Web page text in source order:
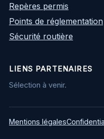
Repères permis
Points de réglementation
Sécurité routière
LIENS PARTENAIRES
Sélection à venir.
Mentions légales